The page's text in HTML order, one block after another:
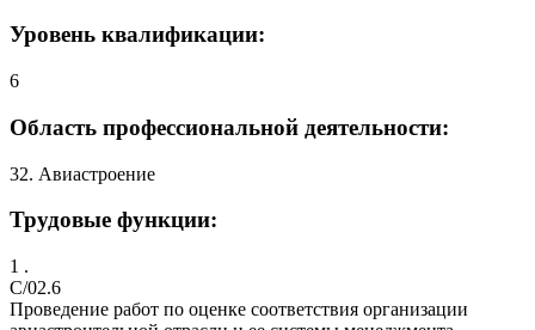
Уровень квалификации:
6
Область профессиональной деятельности:
32. Авиастроение
Трудовые функции:
1 .
C/02.6
Проведение работ по оценке соответствия организации